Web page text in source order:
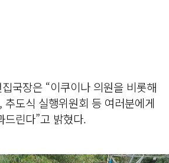
국장은 “이쿠이나 의원을 비롯해
추도식 실행위원회 등 여러분에게
드린다”고 밝혔다.